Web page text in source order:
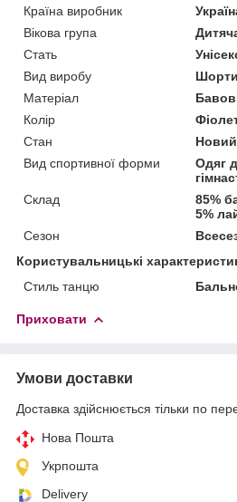
Країна виробник
Вікова група
Стать
Вид виробу
Шорти
Матеріал
Колір
Стан
Новий
Вид спортивної форми
Одяг
Склад
85%
5%
Сезон
Користувальницькі
Стиль танцю
Приховати
Умови доставки
Доставка здійснюється тільки по
Нова Пошта
Укрпошта
Delivery